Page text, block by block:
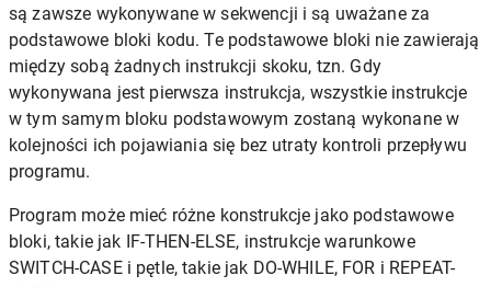
są zawsze wykonywane w sekwencji i są uważane za
podstawowe bloki kodu. Te podstawowe bloki nie zawierają
między sobą żadnych instrukcji skoku, tzn. Gdy
wykonywana jest pierwsza instrukcja, wszystkie instrukcje
w tym samym bloku podstawowym zostaną wykonane w
kolejności ich pojawiania się bez utraty kontroli przepływu
programu.
Program może mieć różne konstrukcje jako podstawowe
bloki, takie jak IF-THEN-ELSE, instrukcje warunkowe
SWITCH-CASE i pętle, takie jak DO-WHILE, FOR i REPEAT-